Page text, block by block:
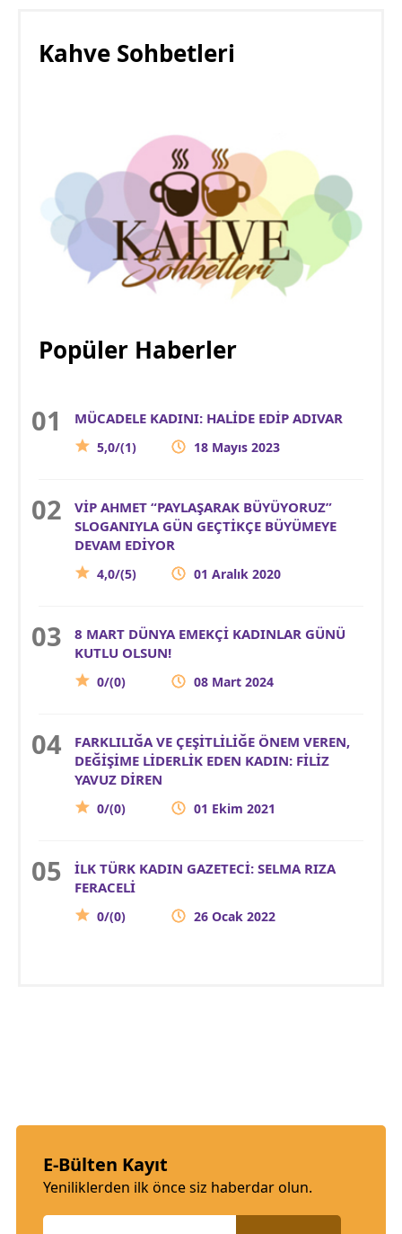
Kahve Sohbetleri
Popüler Haberler
MÜCADELE KADINI: HALİDE EDİP ADIVAR
5,0/(1) 18 Mayıs 2023
VİP AHMET “PAYLAŞARAK BÜYÜYORUZ”
SLOGANIYLA GÜN GEÇTİKÇE BÜYÜMEYE
DEVAM EDİYOR
4,0/(5) 01 Aralık 2020
8 MART DÜNYA EMEKÇİ KADINLAR GÜNÜ
KUTLU OLSUN!
0/(0) 08 Mart 2024
FARKLILIĞA VE ÇEŞİTLİLİĞE ÖNEM VEREN,
DEĞİŞİME LİDERLİK EDEN KADIN: FİLİZ
YAVUZ DİREN
0/(0) 01 Ekim 2021
İLK TÜRK KADIN GAZETECİ: SELMA RIZA
FERACELİ
0/(0) 26 Ocak 2022
E-Bülten Kayıt
Yeniliklerden ilk önce siz haberdar olun.